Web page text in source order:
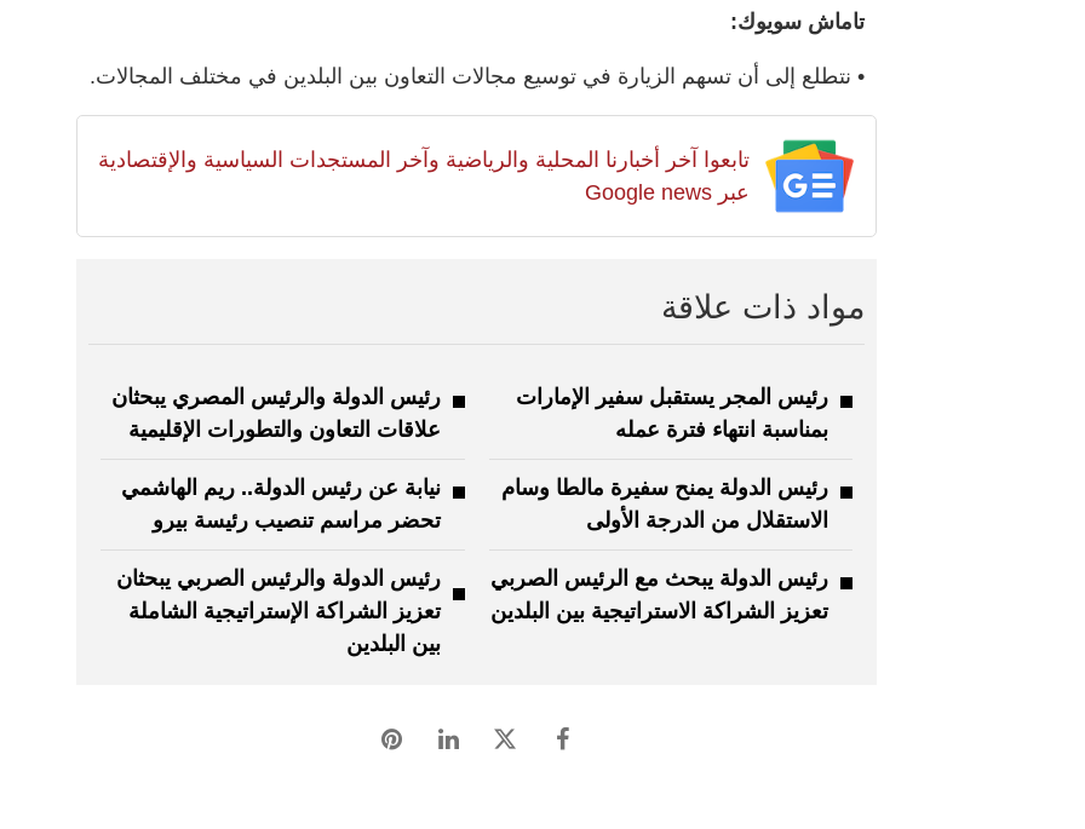
تاماش سويوك:
• نتطلع إلى أن تسهم الزيارة في توسيع مجالات التعاون بين البلدين في مختلف المجالات.
تابعوا آخر أخبارنا المحلية والرياضية وآخر المستجدات السياسية والإقتصادية
عبر Google news
مواد ذات علاقة
رئيس المجر يستقبل سفير الإمارات
بمناسبة انتهاء فترة عمله
رئيس الدولة والرئيس المصري يبحثان
علاقات التعاون والتطورات الإقليمية
رئيس الدولة يمنح سفيرة مالطا وسام
الاستقلال من الدرجة الأولى
نيابة عن رئيس الدولة.. ريم الهاشمي
تحضر مراسم تنصيب رئيسة بيرو
رئيس الدولة يبحث مع الرئيس الصربي
تعزيز الشراكة الاستراتيجية بين البلدين
رئيس الدولة والرئيس الصربي يبحثان
تعزيز الشراكة الإستراتيجية الشاملة
بين البلدين